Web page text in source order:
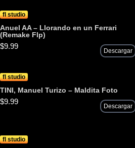
fl studio
Anuel AA – Llorando en un Ferrari
(Remake Flp)
$9.99
Descargar
fl studio
TINI, Manuel Turizo – Maldita Foto
$9.99
Descargar
fl studio